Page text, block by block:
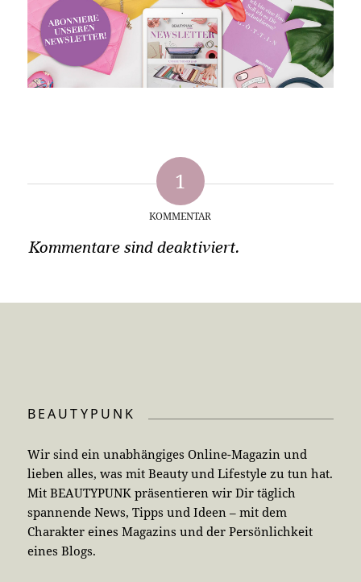
1
KOMMENTAR
Kommentare sind deaktiviert.
BEAUTYPUNK
Wir sind ein unabhängiges Online-Magazin und
lieben alles, was mit Beauty und Lifestyle zu tun hat.
Mit BEAUTYPUNK präsentieren wir Dir täglich
spannende News, Tipps und Ideen – mit dem
Charakter eines Magazins und der Persönlichkeit
eines Blogs.